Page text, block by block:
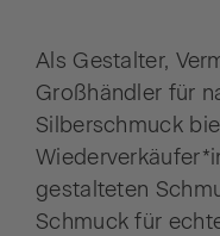
Als Gestalter,
Großhändler für
Silberschmuck
gestalteten
Schmuck für